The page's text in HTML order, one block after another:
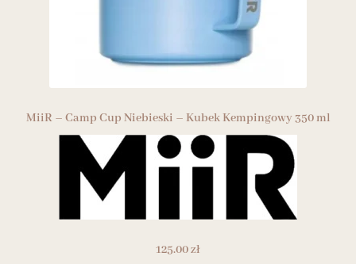
MiiR – Camp Cup Niebieski – Kubek Kempingowy 350 ml
125.00zł